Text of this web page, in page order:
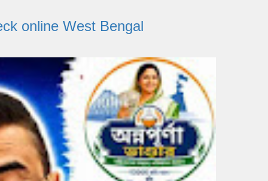
online West Bengal